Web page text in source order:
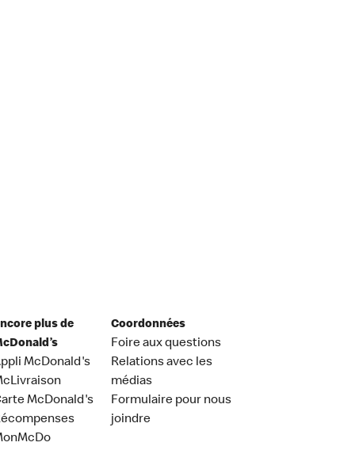
plus de
McDonald's
McDonald's
Coordonnées
Foire aux questions
Relations avec les
médias
Formulaire pour nous
joindre